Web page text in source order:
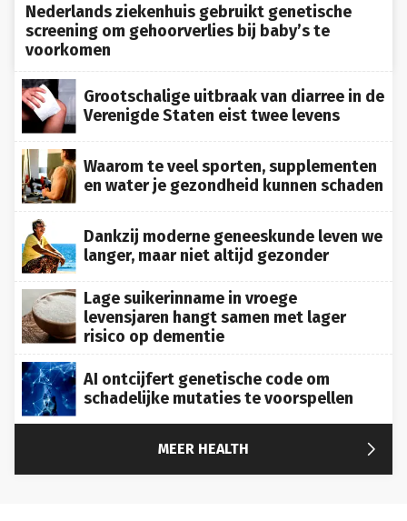
Nederlands ziekenhuis gebruikt genetische
screening om gehoorverlies bij baby’s te
voorkomen
Grootschalige uitbraak van diarree in de
Verenigde Staten eist twee levens
Waarom te veel sporten, supplementen
en water je gezondheid kunnen schaden
Dankzij moderne geneeskunde leven we
langer, maar niet altijd gezonder
Lage suikerinname in vroege
levensjaren hangt samen met lager
risico op dementie
AI ontcijfert genetische code om
schadelijke mutaties te voorspellen
MEER HEALTH 